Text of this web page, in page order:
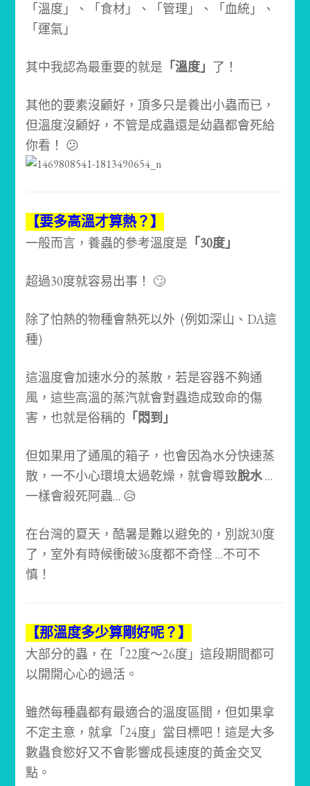
「溫度」、「食材」、「管理」、「血統」、
「運氣」
其中我認為最重要的就是 「溫度」 了！
其他的要素沒顧好，頂多只是養出小蟲而已，
但溫度沒顧好，不管是成蟲還是幼蟲都會死給
你看！ 😕
【要多高溫才算熱？】
一般而言，養蟲的參考溫度是 「30度」
超過30度就容易出事！ 🙄
除了怕熱的物種會熱死以外 (例如深山、DA這
種)
這溫度會加速水分的蒸散，若是容器不夠通
風，這些高溫的蒸汽就會對蟲造成致命的傷
害，也就是俗稱的 「悶到」
但如果用了通風的箱子，也會因為水分快速蒸
散，一不小心環境太過乾燥，就會導致脫水…
一樣會殺死阿蟲… 😥
在台灣的夏天，酷暑是難以避免的，別說30度
了，室外有時候衝破36度都不奇怪 …不可不
慎！
【那溫度多少算剛好呢？】
大部分的蟲，在「22度～26度」這段期間都可
以開開心心的過活。
雖然每種蟲都有最適合的溫度區間，但如果拿
不定主意，就拿「24度」當目標吧！這是大多
數蟲食慾好又不會影響成長速度的黃金交叉
點。